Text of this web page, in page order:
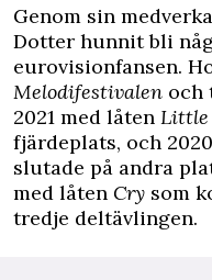
Genom sin
Dotter hunnit bli
eurovisionfansen.
Melodifestivalen och
2021 med låten
fjärdeplats, och
slutade på andra
med låten Cry som
tredje deltävlingen.